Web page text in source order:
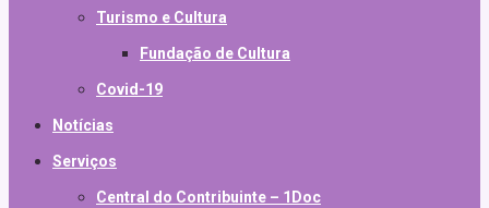
Turismo e Cultura
Fundação de Cultura
Covid-19
Notícias
Serviços
Central do Contribuinte – 1Doc